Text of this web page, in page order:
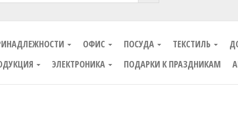
ОФИС ПОСУДА ТЕКСТИЛЬ
ЭЛЕКТРОНИКА ПОДАРКИ К ПРАЗДНИКАМ